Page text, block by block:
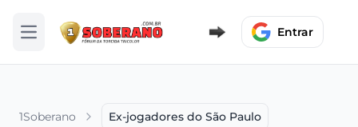
Abrir menu Entrar
1Soberano Ex-jogadores do São Paulo